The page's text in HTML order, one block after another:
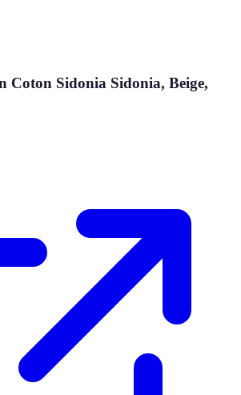
Coton Sidonia Sidonia, Beige,